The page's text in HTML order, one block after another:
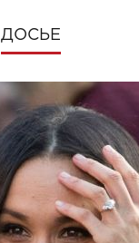
ДОСЬЕ